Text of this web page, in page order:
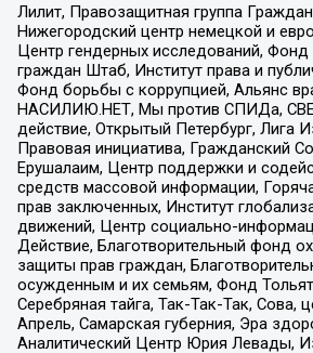
Лилит, Правозащитная группа
Нижегородский центр немецкой и
Центр гендерных исследований,
граждан Штаб, Институт права и
Фонд борьбы с коррупцией, Альянс
НАСИЛИЮ.НЕТ, Мы против СПИДа,
действие, Открытый Петербург, Лига
Правовая инициатива, Гражданский
Ерушалаим, Центр поддержки и
средств массовой информации,
прав заключенных, Институт
движений, Центр социально-
Действие, Благотворительный фонд
защиты прав граждан,
осужденным и их семьям, Фонд
Серебряная тайга, Так-Так-Так, Сова,
Апрель, Самарская губерния, Эра
Аналитический Центр Юрия Левады,